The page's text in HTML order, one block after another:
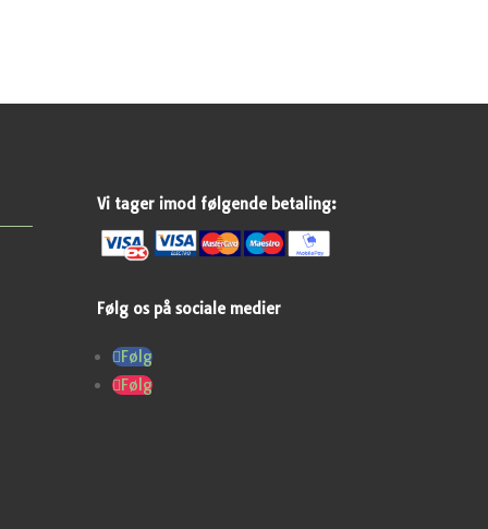
Vi tager imod følgende betaling:
Følg os på sociale medier
Følg
Følg